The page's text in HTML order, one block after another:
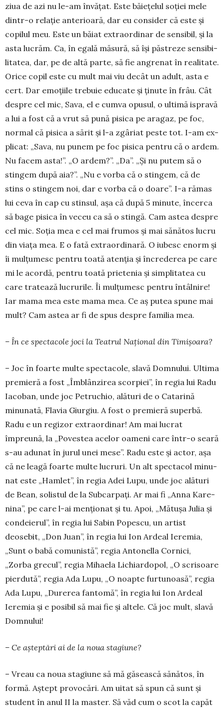
ziua de azi nu le-am învățat. Este băiețelul soției mele
dintr-o relație ante­rioa­ră, dar eu consider că este și
copilul meu. Este un băiat ex­traor­dinar de sensibil, și la
asta lucrăm. Ca, în egală măsură, să își păs­treze sensibi­
lita­tea, dar, pe de altă parte, să fie an­grenat în realitate.
Orice co­pil este cu mult mai viu decât un adult, as­ta e
cert. Dar emoțiile trebuie edu­cate și ținute în frâu. Cât
des­pre cel mic, Sava, el e cumva opu­sul, o ultimă ispra­vă
a lui a fost că a vrut să pună pisica pe aragaz, pe foc,
nor­mal că pi­sica a sărit și l-a zgâ­riat peste tot. I-am ex­
plicat: „Sava, nu pu­nem pe foc pisica pen­tru că o ar­dem.
Nu facem as­ta!”. „O ar­dem?”. „Da”. „Și nu putem să o
stingem după aia?”. „Nu e vor­ba că o stingem, că de
stins o stingem noi, dar e vorba că o doa­re”. I-a rămas
lui ceva în cap cu stinsul, așa că după 5 minute, încerca
să bage pisica în veceu ca să o stin­gă. Cam astea despre
cel mic. Soția mea e cel mai frumos și mai sănătos lucru
din viața mea. E o fată extraordinară. O iubesc enorm și
îi mulțu­mesc pentru toată atenția și încre­derea pe care
mi le acordă, pentru toată prietenia și simplitatea cu
care tratează lucrurile. Îi mulțumesc pentru întâl­nire!
Iar mama mea este mama mea. Ce aș putea spune mai
mult? Cam astea ar fi de spus despre familia mea.
– În ce spectacole joci la Teatrul Național din Timișoara?
– Joc în foarte multe spectacole, slavă Dom­nului. Ultima
premieră a fost „Îmblânzirea scor­piei”, în regia lui Radu
Iacoban, unde joc Petru­chio, alături de o Catarină
minunată, Flavia Giur­giu. A fost o premieră superbă.
Radu e un regizor extraor­dinar! Am mai lucrat
împreună, la „Po­vestea acelor oameni care într-o seară
s-au adunat în jurul unei mese”. Radu este și actor, așa
că ne leagă foarte multe lucruri. Un alt spectacol minu­
nat este „Ham­let”, în regia Adei Lupu, unde joc alături
de Bean, solistul de la Subcarpați. Ar mai fi „Anna Kare­
nina”, pe care l-ai menționat și tu. Apoi, „Mătușa Julia și
condeierul”, în regia lui Sabin Popescu, un artist
deosebit, „Don Juan”, în regia lui Ion Ardeal Ieremia,
„Sunt o babă comu­nistă”, regia Antonella Cornici,
„Zorba grecul”, regia Mihaela Lichiar­dopol, „O scrisoare
pier­dută”, regia Ada Lupu, „O noapte furtunoasă”, regia
Ada Lupu, „Durerea fantomă”, în regia lui Ion Ardeal
Ieremia și e po­sibil să mai fie și altele. Că joc mult, slavă
Domnului!
– Ce așteptări ai de la noua stagiune?
– Vreau ca noua stagiune să mă găsească să­nătos, în
formă. Aș­tept provocări. Am uitat să spun că sunt și
student în anul II la mas­ter. Să văd cum o scot la capăt